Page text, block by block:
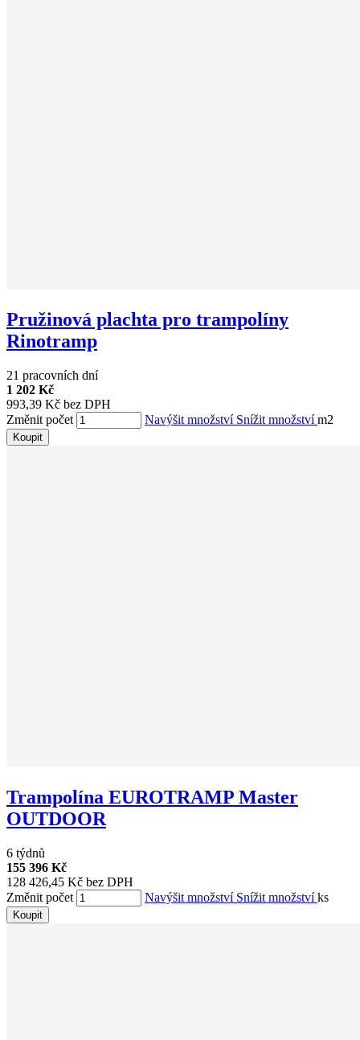
Pružinová plachta pro trampolíny
Rinotramp
21 pracovních dní
1 202 Kč
993,39 Kč bez DPH
Změnit počet
Navýšit množství Snížit množstvím2
Koupit
Trampolína EUROTRAMP Master
OUTDOOR
6 týdnů
155 396 Kč
128 426,45 Kč bez DPH
Změnit počet
Navýšit množství Snížit množstvíks
Koupit